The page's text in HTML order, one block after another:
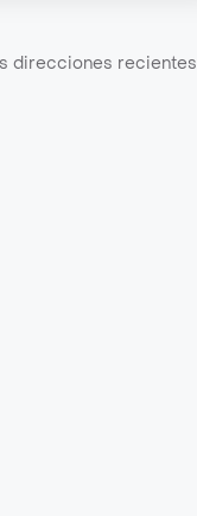
direcciones recientes